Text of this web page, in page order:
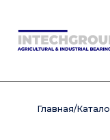
Главная/